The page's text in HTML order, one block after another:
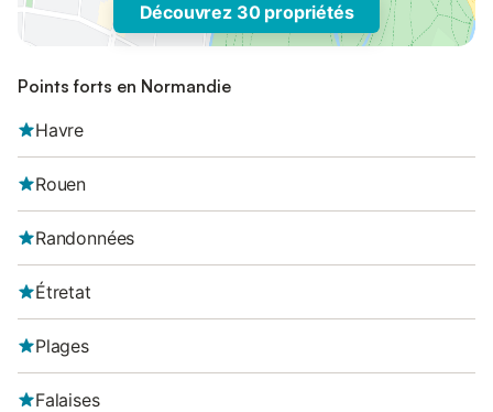
Découvrez 30 propriétés
Points forts en Normandie
Havre
Rouen
Randonnées
Étretat
Plages
Falaises